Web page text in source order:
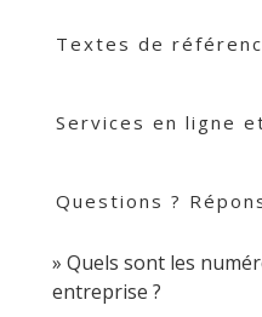
Textes de
Services en ligne
Questions ?
Quels sont les
entreprise ?